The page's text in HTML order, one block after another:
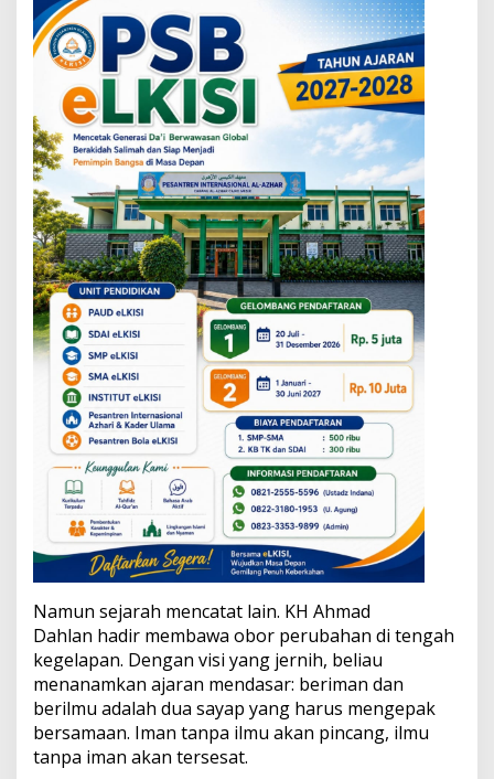
n
c
e
a
h
k
a
n
P
e
r
a
d
a
Namun sejarah mencatat lain. KH Ahmad
Dahlan hadir membawa obor perubahan di tengah
kegelapan. Dengan visi yang jernih, beliau
menanamkan ajaran mendasar: beriman dan
berilmu adalah dua sayap yang harus mengepak
bersamaan. Iman tanpa ilmu akan pincang, ilmu
tanpa iman akan tersesat.